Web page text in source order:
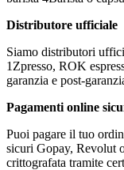
Distributore ufficiale
Siamo distributori
1Zpresso, ROK
garanzia e post-
Pagamenti online
Puoi pagare il tuo
sicuri Gopay, Revolut
crittografata tramite